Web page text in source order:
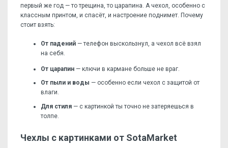
первый же год — то трещина, то царапина. А чехол, особенно с
классным принтом, и спасёт, и настроение поднимет. Почему
стоит взять:
От падений — телефон выскользнул, а чехол всё взял
на себя.
От царапин — ключи в кармане больше не враг.
От пыли и воды — особенно если чехол с защитой от
влаги.
Для стиля — с картинкой ты точно не затеряешься в
толпе.
Чехлы с картинками от SotaMarket